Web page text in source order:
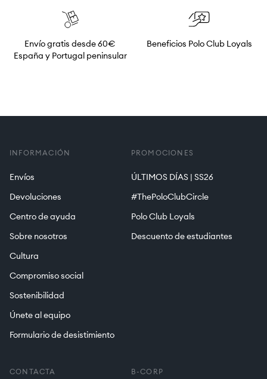
Envío gratis desde 60€
España y Portugal peninsular
Beneficios Polo Club Loyals
INFORMACIÓN
Envíos
Devoluciones
Centro de ayuda
Sobre nosotros
Cultura
Compromiso social
Sostenibilidad
Únete al equipo
Formulario de desistimiento
PROMOCIONES
ÚLTIMOS DÍAS | SS26
#ThePoloClubCircle
Polo Club Loyals
Descuento de estudiantes
CONTACTA B-CORP